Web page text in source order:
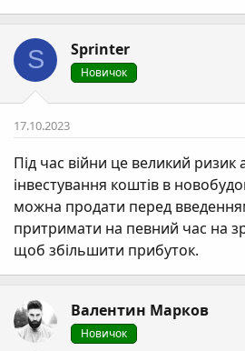
S Sprinter
Новичок
17.10.2023
Під час війни це великий ризик
інвестування коштів в
можна продати перед
притримати на певний час на
щоб збільшити прибуток.
Валентин Марков
Новичок